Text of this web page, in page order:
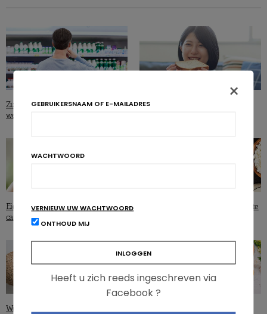
Zuivelproducten en gezondheid:
welk verband?
Japan: minder rijst, meer brood en
Eieren geen gevaar meer voor de
cardiovasculaire gezondheid
Verzadigde vetten: tijd om ze weer te
Welk effect heeft kokosolie op de
×
GEBRUIKERSNAAM OF E-MAILADRES
WACHTWOORD
VERNIEUW UW WACHTWOORD
ONTHOUD MIJ
Heeft u zich reeds ingeschreven via
Facebook ?